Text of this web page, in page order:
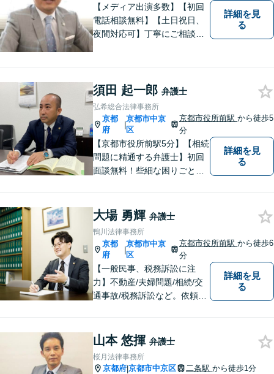
【メディア出演多数】【初回
電話相談無料】【土日祝日、
夜間対応可】丁寧にご相談を
格を徹底的に守ります！
詳細を見
る
須田 起一郎 弁護士
弘希総合法律事務所
京都
府
|
京都市中京
区
京都市役所前駅から徒歩5
分
【京都市役所前駅5分】【相続
問題に精通する弁護士】初回
面談無料！些細な困りごと
ごとに真摯に向き合い、問題
解決へと導いてまいります。
まずはご相談ください。
詳細を見
る
大場 勇輝 弁護士
鴨川法律事務所
京都
府
|
京都市中京
区
京都市役所前駅から徒歩6
分
【一般民事、税務訴訟に注
力】不動産/夫婦問題/相続/交
通事故/税務訴訟など。依頼者
提案できるよう尽力していま
す。【「京都市役所前駅」3番
出口6分】【駐車場あり】
詳細を見
る
山本 悠揮 弁護士
桜月法律事務所
京都府|京都市中京区 二条駅 から徒歩1分